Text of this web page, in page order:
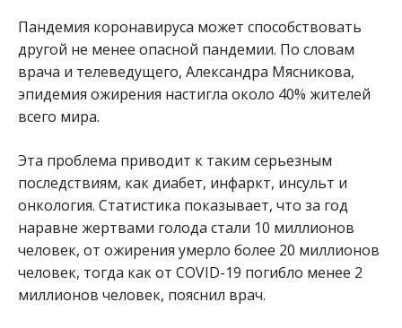
Пандемия коронавируса может способствовать
другой не менее опасной пандемии. По словам
врача и телеведущего, Александра Мясникова,
эпидемия ожирения настигла около 40% жителей
всего мира.
Эта проблема приводит к таким серьезным
последствиям, как диабет, инфаркт, инсульт и
онкология. Статистика показывает, что за год
наравне жертвами голода стали 10 миллионов
человек, от ожирения умерло более 20 миллионов
человек, тогда как от COVID-19 погибло менее 2
миллионов человек, пояснил врач.